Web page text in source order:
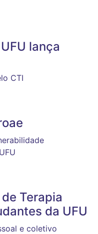
lança
CTI
Terapia
da UFU
e coletivo